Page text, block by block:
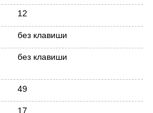
12
без клавиши
без клавиши
49
17